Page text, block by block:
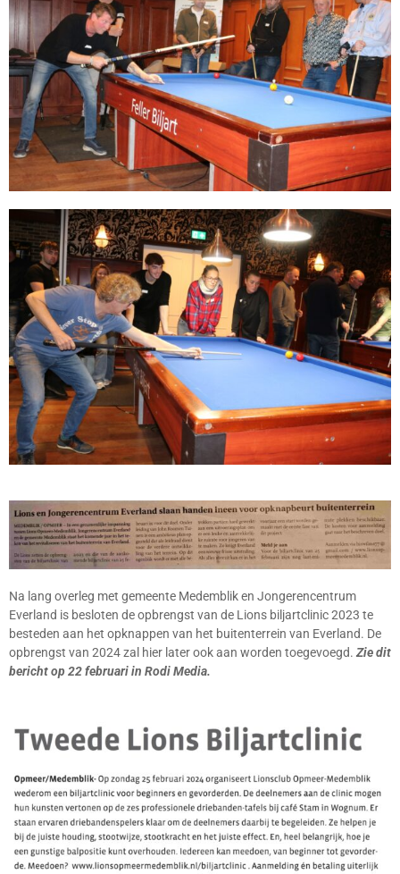
Na lang overleg met gemeente Medemblik en Jongerencentrum
Everland is besloten de opbrengst van de Lions biljartclinic 2023 te
besteden aan het opknappen van het buitenterrein van Everland. De
opbrengst van 2024 zal hier later ook aan worden toegevoegd. Zie dit
bericht op 22 februari in Rodi Media.